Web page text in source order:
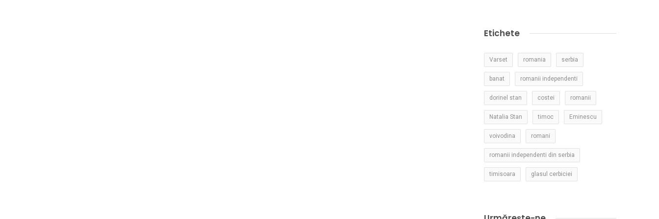
Etichete
Varset romania serbia
banat romanii independenti
dorinel stan costei romanii
Natalia Stan timoc Eminescu
voivodina romani
romanii independenti din serbia
timisoara glasul cerbiciei